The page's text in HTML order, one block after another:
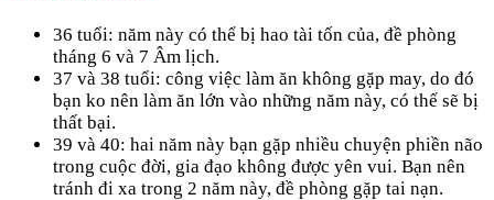
36 tuổi: năm này có thể bị hao tài tốn của, đề phòng
tháng 6 và 7 Âm lịch.
37 và 38 tuổi: công việc làm ăn không gặp may, do đó
bạn ko nên làm ăn lớn vào những năm này, có thể sẽ bị
thất bại.
39 và 40: hai năm này bạn gặp nhiều chuyện phiền não
trong cuộc đời, gia đạo không được yên vui. Bạn nên
tránh đi xa trong 2 năm này, đề phòng gặp tai nạn.